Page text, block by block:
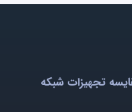
تجهیزات شبکه